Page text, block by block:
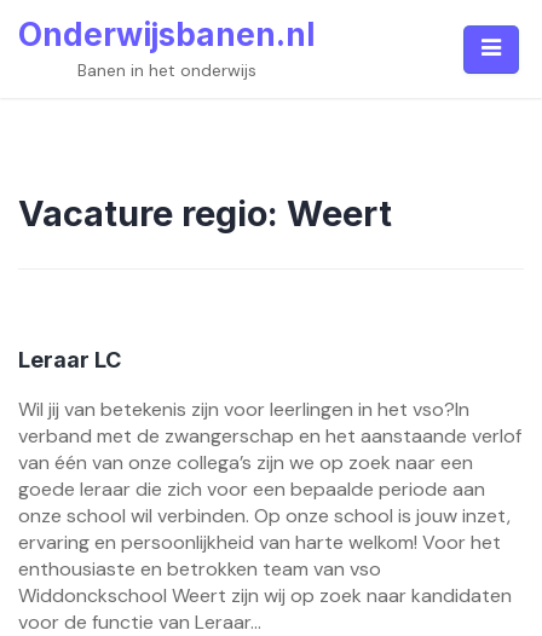
Onderwijsbanen.nl
Banen in het onderwijs
Vacature regio: Weert
Leraar LC
Wil jij van betekenis zijn voor leerlingen in het vso?In
verband met de zwangerschap en het aanstaande verlof
van één van onze collega’s zijn we op zoek naar een
goede leraar die zich voor een bepaalde periode aan
onze school wil verbinden. Op onze school is jouw inzet,
ervaring en persoonlijkheid van harte welkom! Voor het
enthousiaste en betrokken team van vso
Widdonckschool Weert zijn wij op zoek naar kandidaten
voor de functie van Leraar...